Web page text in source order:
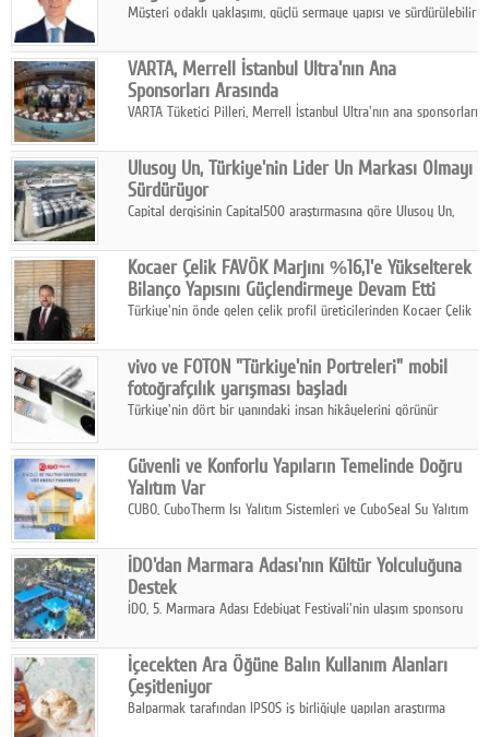
Müşteri odaklı yaklaşımı, güçlü sermaye yapısı ve sürdürülebilir
yılının ilk yarısında güçlü finansal performansını korudu.
VARTA, Merrell İstanbul Ultra'nın Ana
Sponsorları Arasında
VARTA Tüketici Pilleri, Merrell İstanbul Ultra'nın ana sponsorları
enerjisine güç katıyor.
Ulusoy Un, Türkiye'nin Lider Un Markası Olmayı
Sürdürüyor
Capital dergisinin Capital500 araştırmasına göre Ulusoy Un,
hasılatıyla Türkiye'nin en büyük 83. firması oldu.
Kocaer Çelik FAVÖK Marjını %16,1'e Yükselterek
Bilanço Yapısını Güçlendirmeye Devam Etti
Türkiye'nin önde gelen çelik profil üreticilerinden Kocaer Çelik
Çelik FAVÖK Marjını %16,1'e yükseltti.
vivo ve FOTON "Türkiye'nin Portreleri" mobil
fotoğrafçılık yarışması başladı
Türkiye'nin dört bir yanındaki insan hikâyelerini görünür
insanını, kültürünü ve yaşamını portre fotoğraflarıyla
anlatmaya davet ediyor.
Güvenli ve Konforlu Yapıların Temelinde Doğru
Yalıtım Var
CUBO, CuboTherm Isı Yalıtım Sistemleri ve CuboSeal Su Yalıtım
ve sürdürülebilir çözümler sunuyor.
İDO'dan Marmara Adası'nın Kültür Yolculuğuna
Destek
İDO, 5. Marmara Adası Edebiyat Festivali'nin ulaşım sponsoru
ettiriyor.
İçecekten Ara Öğüne Balın Kullanım Alanları
Çeşitleniyor
Balparmak tarafından IPSOS iş birliğiyle yapılan araştırma